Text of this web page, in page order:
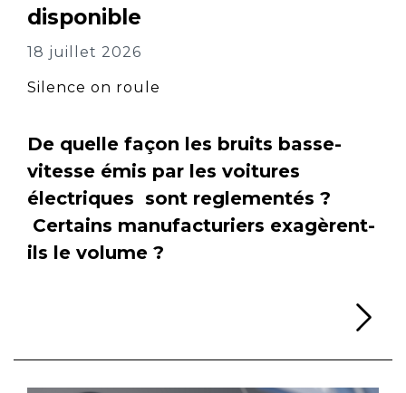
disponible
18 juillet 2026
Silence on roule
De quelle façon les bruits basse-
vitesse émis par les voitures
électriques sont reglementés ?
Certains manufacturiers exagèrent-
ils le volume ?